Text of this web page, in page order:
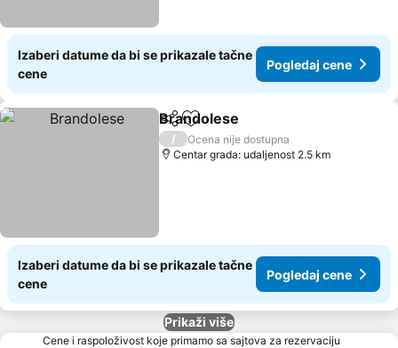
Izaberi datume da bi se prikazale tačne
cene
Pogledaj cene
Deli Dodati u favorite
Brandolese
/
Ocena nije dostupna
Centar grada: udaljenost 2.5 km
Izaberi datume da bi se prikazale tačne
cene
Pogledaj cene
Prikaži više
Cene i raspoloživost koje primamo sa sajtova za rezervaciju